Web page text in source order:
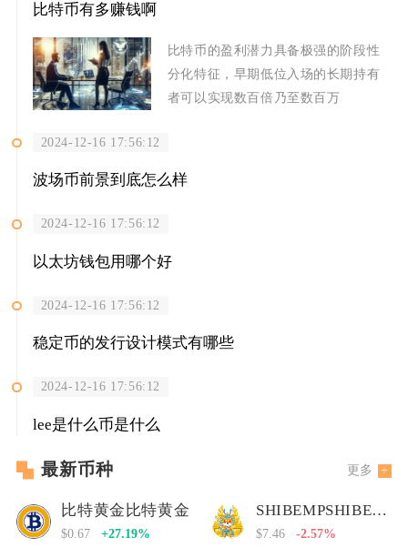
比特币有多赚钱啊
比特币的盈利潜力具备极强的阶段性
分化特征，早期低位入场的长期持有
者可以实现数百倍乃至数百万
2024-12-16 17:56:12
波场币前景到底怎么样
2024-12-16 17:56:12
以太坊钱包用哪个好
2024-12-16 17:56:12
稳定币的发行设计模式有哪些
2024-12-16 17:56:12
lee是什么币是什么
最新币种 更多
比特黄金比特黄金
$0.67 +27.19%
SHIBEMPSHIBEMP币
$7.46 -2.57%